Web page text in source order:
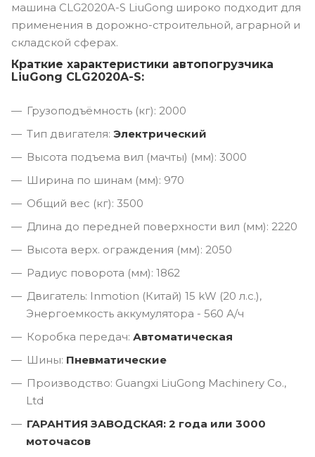
машина CLG2020A-S LiuGong широко подходит для
применения в дорожно-строительной, аграрной и
складской сферах.
Краткие характеристики автопогрузчика
LiuGong CLG2020A-S:
Грузоподъёмность (кг): 2000
Тип двигателя: Электрический
Высота подъема вил (мачты) (мм): 3000
Ширина по шинам (мм): 970
Общий вес (кг): 3500
Длина до передней поверхности вил (мм): 2220
Высота верх. ограждения (мм): 2050
Радиус поворота (мм): 1862
Двигатель: Inmotion (Китай) 15 kW (20 л.с.),
Энергоемкость аккумулятора - 560 А/ч
Коробка передач: Автоматическая
Шины: Пневматические
Производство: Guangxi LiuGong Machinery Co.,
Ltd
ГАРАНТИЯ ЗАВОДСКАЯ: 2 года или 3000
моточасов